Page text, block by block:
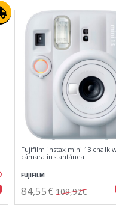
Fujifilm instax mini 13 chalk
cámara instantánea
FUJIFILM
84,55€ 109,92€